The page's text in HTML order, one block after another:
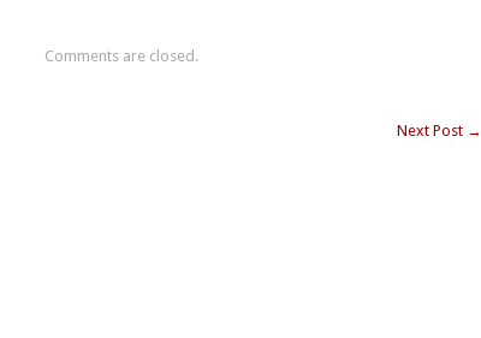
Comments are closed.
Next Post →